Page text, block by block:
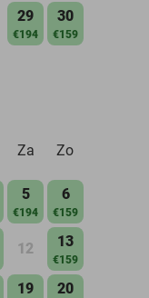
29
€194
30
€159
Za Zo
5
€194
6
€159
12 13
€159
19 20